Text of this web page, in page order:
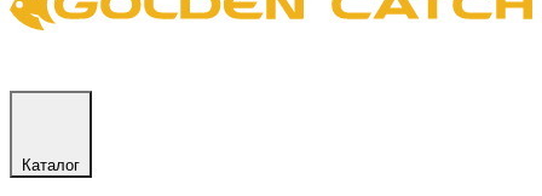
Каталог